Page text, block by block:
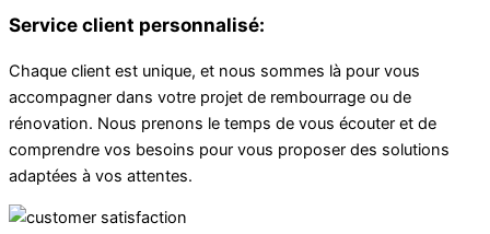
Service client personnalisé:
Chaque client est unique, et nous sommes là pour vous
accompagner dans votre projet de rembourrage ou de
rénovation. Nous prenons le temps de vous écouter et de
comprendre vos besoins pour vous proposer des solutions
adaptées à vos attentes.